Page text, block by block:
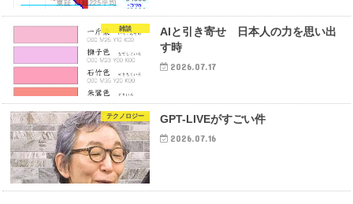
雑談
AIと引き寄せ 日本人の力を思い出
す時
2026.07.17
テクノロジー GPT-LIVEがすごい件
2026.07.16